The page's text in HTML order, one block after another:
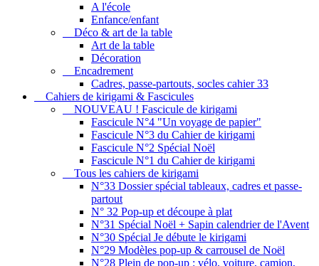
A l'école
Enfance/enfant
Déco & art de la table
Art de la table
Décoration
Encadrement
Cadres, passe-partouts, socles cahier 33
Cahiers de kirigami & Fascicules
NOUVEAU ! Fascicule de kirigami
Fascicule N°4 "Un voyage de papier"
Fascicule N°3 du Cahier de kirigami
Fascicule N°2 Spécial Noël
Fascicule N°1 du Cahier de kirigami
Tous les cahiers de kirigami
N°33 Dossier spécial tableaux, cadres et passe-
partout
N° 32 Pop-up et découpe à plat
N°31 Spécial Noël + Sapin calendrier de l'Avent
N°30 Spécial Je débute le kirigami
N°29 Modèles pop-up & carrousel de Noël
N°28 Plein de pop-up : vélo, voiture, camion,